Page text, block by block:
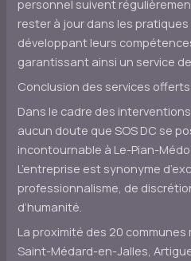
personnel suivent
rester à jour dans les
développant leurs
garantissant ainsi un service
Conclusion des services offerts
Dans le cadre des
aucun doute que SOS DC se
incontournable à Le-Pian-
L’entreprise est synonyme
professionnalisme, de
d’humanité.
La proximité des 20
Saint-Médard-en-Jalles,